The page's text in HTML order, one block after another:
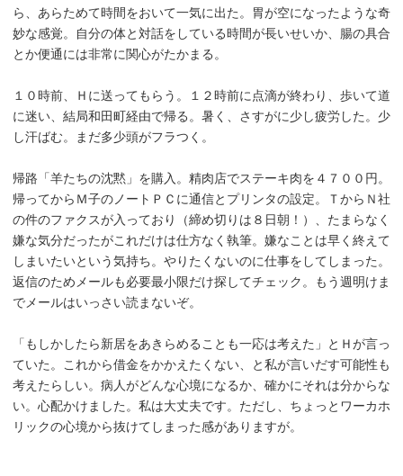
ら、あらためて時間をおいて一気に出た。胃が空になったような奇
妙な感覚。自分の体と対話をしている時間が長いせいか、腸の具合
とか便通には非常に関心がたかまる。
１０時前、Ｈに送ってもらう。１２時前に点滴が終わり、歩いて道
に迷い、結局和田町経由で帰る。暑く、さすがに少し疲労した。少
し汗ばむ。まだ多少頭がフラつく。
帰路「羊たちの沈黙」を購入。精肉店でステーキ肉を４７００円。
帰ってからＭ子のノートＰＣに通信とプリンタの設定。ＴからＮ社
の件のファクスが入っており（締め切りは８日朝！）、たまらなく
嫌な気分だったがこれだけは仕方なく執筆。嫌なことは早く終えて
しまいたいという気持ち。やりたくないのに仕事をしてしまった。
返信のためメールも必要最小限だけ探してチェック。もう週明けま
でメールはいっさい読まないぞ。
「もしかしたら新居をあきらめることも一応は考えた」とＨが言っ
ていた。これから借金をかかえたくない、と私が言いだす可能性も
考えたらしい。病人がどんな心境になるか、確かにそれは分からな
い。心配かけました。私は大丈夫です。ただし、ちょっとワーカホ
リックの心境から抜けてしまった感がありますが。